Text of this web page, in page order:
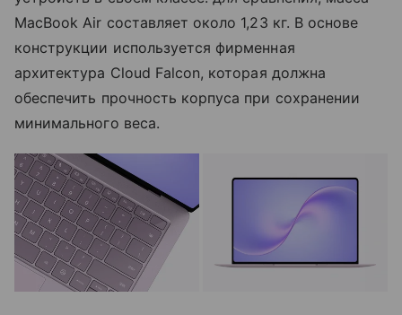
MacBook Air составляет около 1,23 кг. В основе
конструкции используется фирменная
архитектура Cloud Falcon, которая должна
обеспечить прочность корпуса при сохранении
минимального веса.